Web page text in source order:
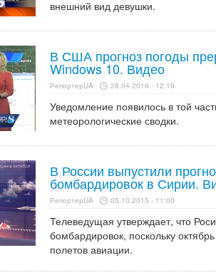
внешний вид девушки.
В США прогноз погоды
Windows 10. Видео
РепортерUA 28.04.2016 - 12:19
Уведомление появилось в той
метеорологические сводки.
В России выпустили
бомбардировок в Сирии.
РепортерUA 05.10.2015 - 11:00
Телеведущая утверждает, что
бомбардировок, поскольку
полетов авиации.